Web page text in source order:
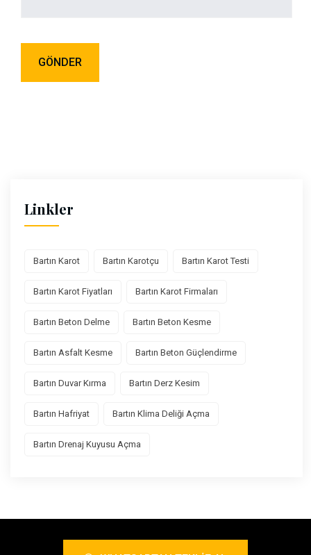
Linkler
Bartın Karot Bartın Karotçu Bartın Karot Testi
Bartın Karot Fiyatları Bartın Karot Firmaları
Bartın Beton Delme Bartın Beton Kesme
Bartın Asfalt Kesme Bartın Beton Güçlendirme
Bartın Duvar Kırma Bartın Derz Kesim
Bartın Hafriyat Bartın Klima Deliği Açma
Bartın Drenaj Kuyusu Açma